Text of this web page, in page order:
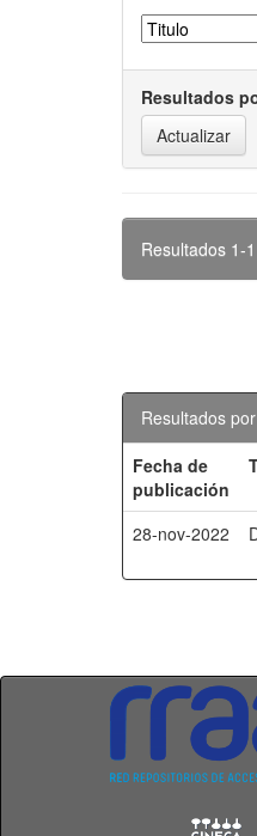
Resultados
Resultados 1-
Resultados
Fecha de
publicación
28-nov-2022